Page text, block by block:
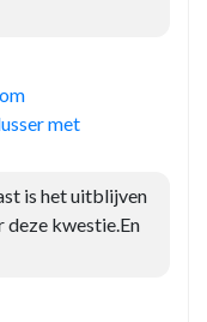
met
is het uitblijven
deze kwestie.En